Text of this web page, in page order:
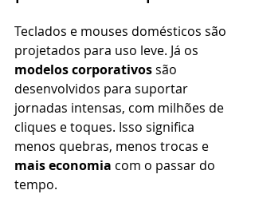
Teclados e mouses domésticos são
projetados para uso leve. Já os
modelos corporativos são
desenvolvidos para suportar
jornadas intensas, com milhões de
cliques e toques. Isso significa
menos quebras, menos trocas e
mais economia com o passar do
tempo.